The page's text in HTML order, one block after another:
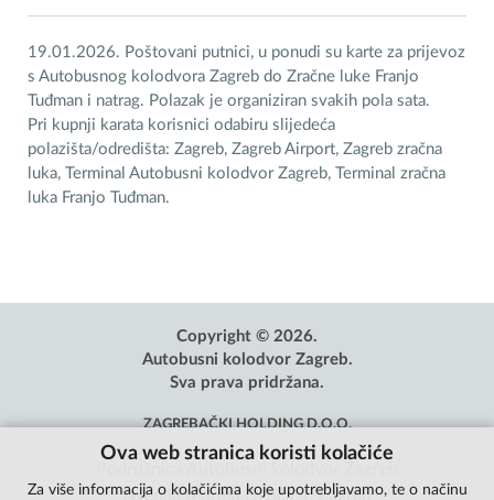
19.01.2026. Poštovani putnici, u ponudi su karte za prijevoz
s Autobusnog kolodvora Zagreb do Zračne luke Franjo
Tuđman i natrag. Polazak je organiziran svakih pola sata.
Pri kupnji karata korisnici odabiru slijedeća
polazišta/odredišta: Zagreb, Zagreb Airport, Zagreb zračna
luka, Terminal Autobusni kolodvor Zagreb, Terminal zračna
luka Franjo Tuđman.
Copyright © 2026.
Autobusni kolodvor Zagreb.
Sva prava pridržana.
ZAGREBAČKI HOLDING D.O.O.
Avenija Marina Držića 4, Zagreb
Ova web stranica koristi kolačiće
Za više informacija o kolačićima koje upotrebljavamo, te o načinu